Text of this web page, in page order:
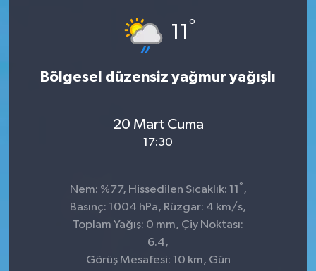
11°
Bölgesel düzensiz yağmur yağışlı
20 Mart Cuma
17:30
Nem: %77, Hissedilen Sıcaklık: 11 ° ,
Basınç: 1004 hPa, Rüzgar: 4 km/s,
Toplam Yağış: 0 mm, Çiy Noktası:
6.4,
Görüş Mesafesi: 10 km, Gün